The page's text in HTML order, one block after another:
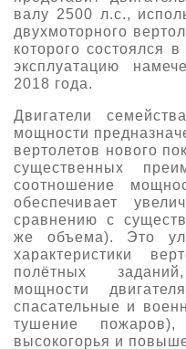
валу 2500 л.с.,
двухмоторного
которого состоялся
эксплуатацию
2018 года.
Двигатели
мощности
вертолетов нового
существенных
соотношение
обеспечивает
сравнению с
же объема). Это
характеристики
полётных
мощности
спасательные и
тушение
высокогорья и